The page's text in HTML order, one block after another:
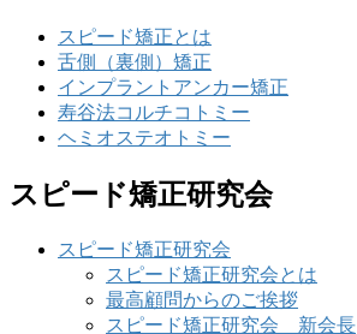
スピード矯正とは
舌側（裏側）矯正
インプラントアンカー矯正
寿谷法コルチコトミー
ヘミオステオトミー
スピード矯正研究会
スピード矯正研究会
スピード矯正研究会とは
最高顧問からのご挨拶
スピード矯正研究会 新会長